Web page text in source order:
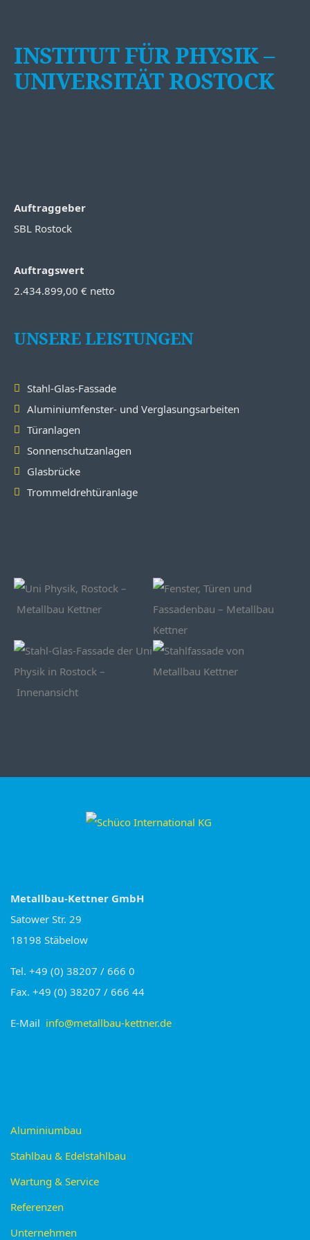
INSTITUT FÜR PHYSIK –
UNIVERSITÄT ROSTOCK
Auftraggeber
SBL Rostock
Auftragswert
2.434.899,00 € netto
UNSERE LEISTUNGEN
Stahl-Glas-Fassade
Aluminiumfenster- und Verglasungsarbeiten
Türanlagen
Sonnenschutzanlagen
Glasbrücke
Trommeldrehtüranlage
Metallbau-Kettner GmbH
Satower Str. 29
18198 Stäbelow
Tel. +49 (0) 38207 / 666 0
Fax. +49 (0) 38207 / 666 44
E-Mail info@metallbau-kettner.de
Aluminiumbau
Stahlbau & Edelstahlbau
Wartung & Service
Referenzen
Unternehmen